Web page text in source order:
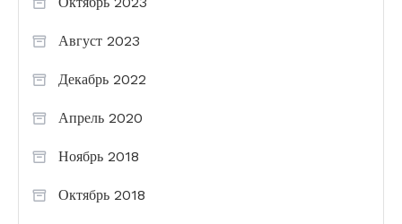
Август 2023
Декабрь 2022
Апрель 2020
Ноябрь 2018
Октябрь 2018